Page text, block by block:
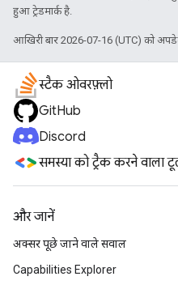
हुआ ट्रेडमार्क है.
आखिरी बार 2026-07-16 (UTC) को
स्टैक ओवरफ़्लो
GitHub
Discord
समस्या को ट्रैक करने वाला
और जानें
अक्सर पूछे जाने वाले सवाल
Capabilities Explorer